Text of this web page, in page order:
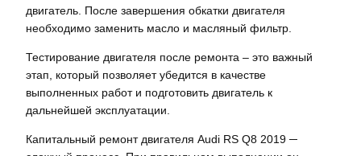
двигатель. После завершения обкатки двигателя
необходимо заменить масло и масляный фильтр.
Тестирование двигателя после ремонта – это важный
этап, который позволяет убедится в качестве
выполненных работ и подготовить двигатель к
дальнейшей эксплуатации.
Капитальный ремонт двигателя Audi RS Q8 2019 ─